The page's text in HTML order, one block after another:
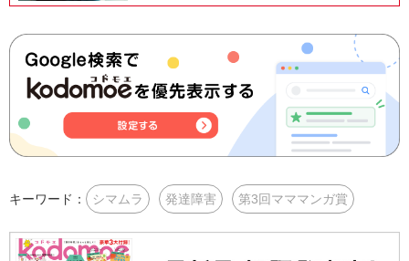
キーワード： シマムラ 発達障害 第3回マママンガ賞